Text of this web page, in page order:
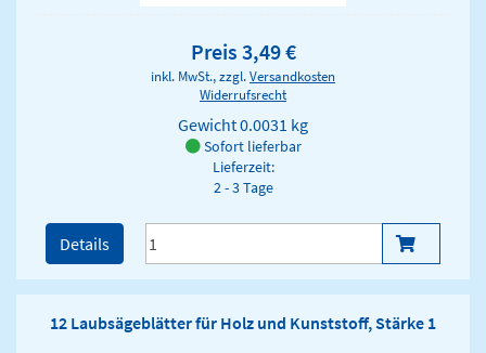
Preis 3,49 €
inkl. MwSt., zzgl.Versandkosten
Widerrufsrecht
Gewicht0.0031 kg
Sofort lieferbar
Lieferzeit:
2 - 3 Tage
Details
12 Laubsägeblätter für Holz und Kunststoff, Stärke 1